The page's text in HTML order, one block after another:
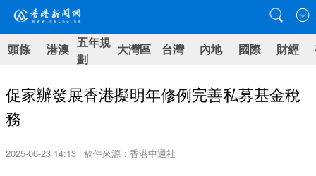
頭條 港澳 五年規
劃
大灣區 台灣 內地 國際 財經
促家辦發展香港擬明年修例完善私募基金稅
務
2025-06-23 14:13 | 稿件來源：香港中通社